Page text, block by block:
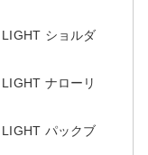
ショルダ
ナローリ
パックブ